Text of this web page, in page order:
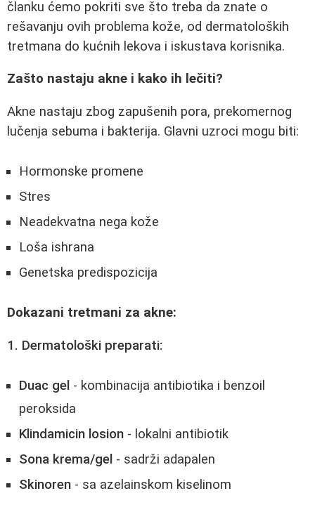
članku ćemo pokriti sve što treba da znate o
rešavanju ovih problema kože, od dermatoloških
tretmana do kućnih lekova i iskustava korisnika.
Zašto nastaju akne i kako ih lečiti?
Akne nastaju zbog zapušenih pora, prekomernog
lučenja sebuma i bakterija. Glavni uzroci mogu biti:
Hormonske promene
Stres
Neadekvatna nega kože
Loša ishrana
Genetska predispozicija
Dokazani tretmani za akne:
1. Dermatološki preparati:
Duac gel - kombinacija antibiotika i benzoil
peroksida
Klindamicin losion - lokalni antibiotik
Sona krema/gel - sadrži adapalen
Skinoren - sa azelainskom kiselinom